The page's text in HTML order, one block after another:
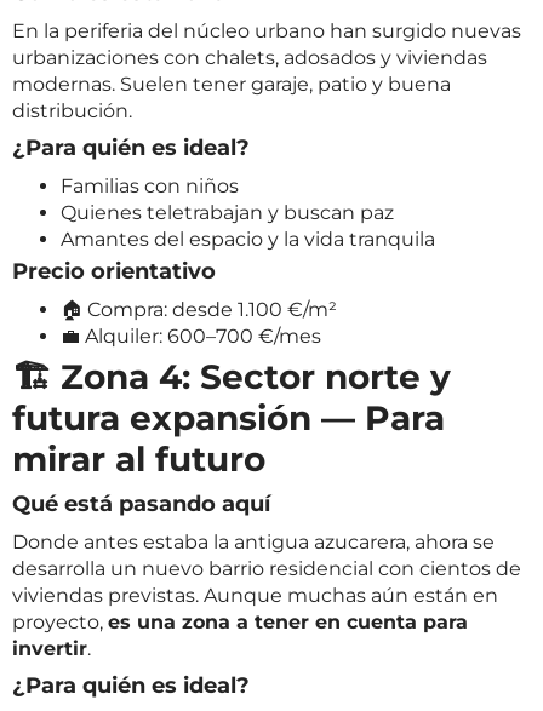
En la periferia del núcleo urbano han surgido nuevas
urbanizaciones con chalets, adosados y viviendas
modernas. Suelen tener garaje, patio y buena
distribución.
¿Para quién es ideal?
Familias con niños
Quienes teletrabajan y buscan paz
Amantes del espacio y la vida tranquila
Precio orientativo
🏠 Compra: desde 1.100 €/m²
💼 Alquiler: 600–700 €/mes
🏗️ Zona 4: Sector norte y
futura expansión — Para
mirar al futuro
Qué está pasando aquí
Donde antes estaba la antigua azucarera, ahora se
desarrolla un nuevo barrio residencial con cientos de
viviendas previstas. Aunque muchas aún están en
proyecto, es una zona a tener en cuenta para
invertir.
¿Para quién es ideal?